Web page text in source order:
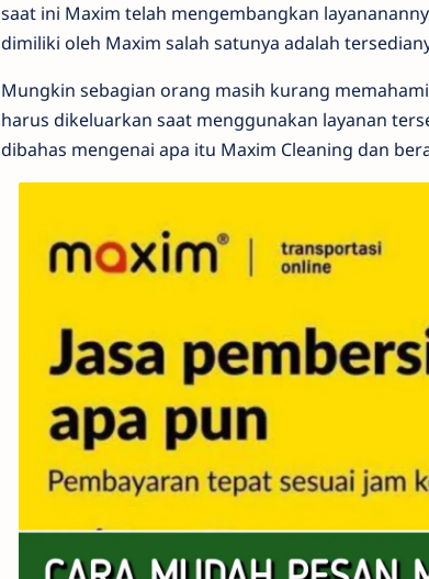
saat ini Maxim telah mengembangkan
dimiliki oleh Maxim salah satunya adalah
Mungkin sebagian orang masih kurang
harus dikeluarkan saat menggunakan layanan
dibahas mengenai apa itu Maxim Cleaning dan